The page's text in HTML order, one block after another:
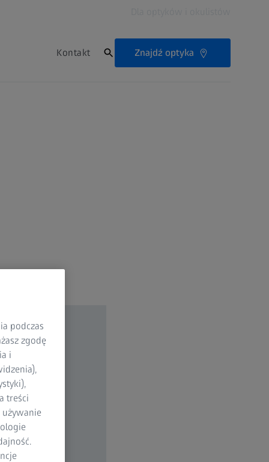
Kontakt Znajdź optyka
podczas
zgodę
i
treści